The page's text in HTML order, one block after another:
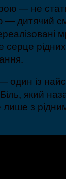
— не
дитячий
серце
один із
Біль, який
з